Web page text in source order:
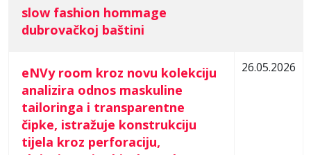
slow fashion hommage
dubrovačkoj baštini
eNVy room kroz novu kolekciju
analizira odnos maskuline
tailoringa i transparentne
čipke, istražuje konstrukciju
tijela kroz perforaciju,
26.05.2026